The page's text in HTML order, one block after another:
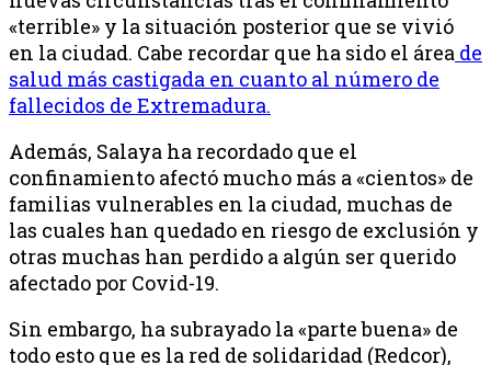
«terrible» y la situación posterior que se vivió
en la ciudad. Cabe recordar que ha sido el área de
salud más castigada en cuanto al número de
fallecidos de Extremadura.
Además, Salaya ha recordado que el
confinamiento afectó mucho más a «cientos» de
familias vulnerables en la ciudad, muchas de
las cuales han quedado en riesgo de exclusión y
otras muchas han perdido a algún ser querido
afectado por Covid-19.
Sin embargo, ha subrayado la «parte buena» de
todo esto que es la red de solidaridad (Redcor),